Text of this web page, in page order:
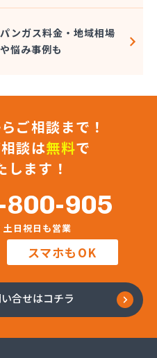
ンガス料金・地域相場
悩み事例も
ご相談まで！
談は無料で
します！
905
土日祝日も営業
スマホもOK
合せはコチラ